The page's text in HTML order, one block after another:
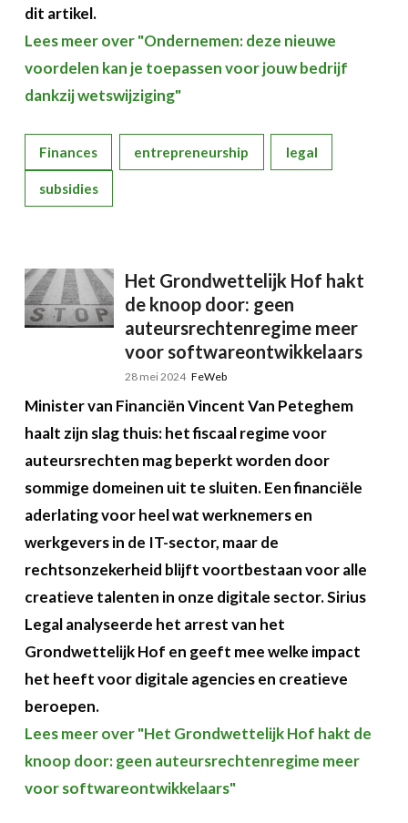
dit artikel.
Lees meer over "Ondernemen: deze nieuwe
voordelen kan je toepassen voor jouw bedrijf
dankzij wetswijziging"
Finances entrepreneurship legal
subsidies
Het Grondwettelijk Hof hakt
de knoop door: geen
auteursrechtenregime meer
voor softwareontwikkelaars
28 mei 2024 FeWeb
Minister van Financiën Vincent Van Peteghem
haalt zijn slag thuis: het fiscaal regime voor
auteursrechten mag beperkt worden door
sommige domeinen uit te sluiten. Een financiële
aderlating voor heel wat werknemers en
werkgevers in de IT-sector, maar de
rechtsonzekerheid blijft voortbestaan voor alle
creatieve talenten in onze digitale sector. Sirius
Legal analyseerde het arrest van het
Grondwettelijk Hof en geeft mee welke impact
het heeft voor digitale agencies en creatieve
beroepen.
Lees meer over "Het Grondwettelijk Hof hakt de
knoop door: geen auteursrechtenregime meer
voor softwareontwikkelaars"